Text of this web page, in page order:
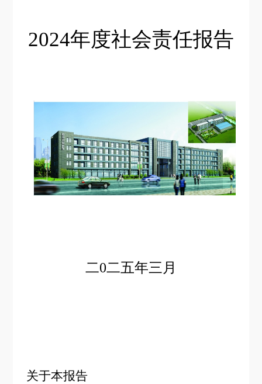
2024年度社会责任报告
二0二五年三月
关于本报告